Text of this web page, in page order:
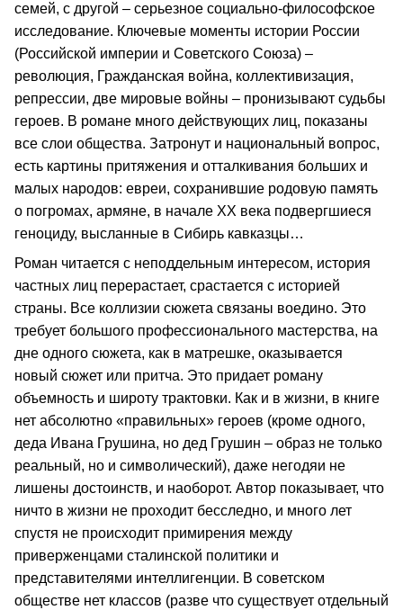
семей, с другой – серьезное социально‑философское
исследование. Ключевые моменты истории России
(Российской империи и Советского Союза) –
революция, Гражданская война, коллективизация,
репрессии, две мировые войны – пронизывают судьбы
героев. В романе много действующих лиц, показаны
все слои общества. Затронут и национальный вопрос,
есть картины притяжения и отталкивания больших и
малых народов: евреи, сохранившие родовую память
о погромах, армяне, в начале ХХ века подвергшиеся
геноциду, высланные в Сибирь кавказцы…
Роман читается с неподдельным интересом, история
частных лиц перерастает, срастается с историей
страны. Все коллизии сюжета связаны воедино. Это
требует большого профессионального мастерства, на
дне одного сюжета, как в матрешке, оказывается
новый сюжет или притча. Это придает роману
объемность и широту трактовки. Как и в жизни, в книге
нет абсолютно «правильных» героев (кроме одного,
деда Ивана Грушина, но дед Грушин – образ не только
реальный, но и символический), даже негодяи не
лишены достоинств, и наоборот. Автор показывает, что
ничто в жизни не проходит бесследно, и много лет
спустя не происходит примирения между
приверженцами сталинской политики и
представителями интеллигенции. В советском
обществе нет классов (разве что существует отдельный